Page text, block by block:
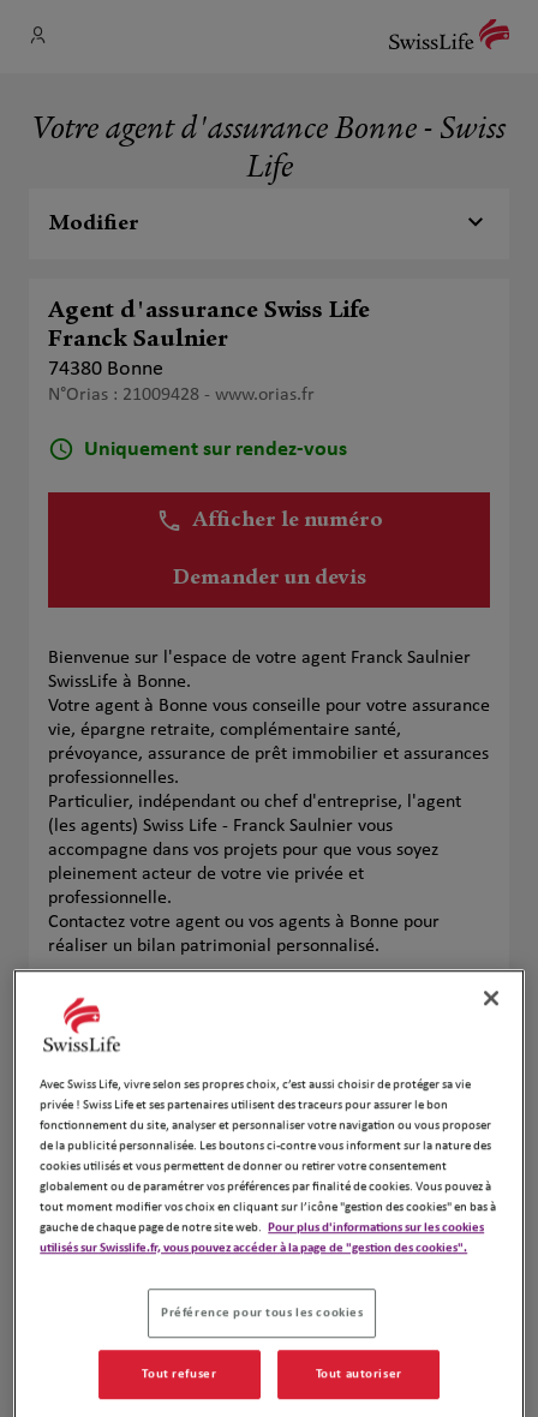
Votre agent d'assurance Bonne - Swiss
Life
Modifier
Agent d'assurance Swiss Life
Franck Saulnier
74380 Bonne
N°Orias : 21009428 - www.orias.fr
Uniquement sur rendez-vous
Afficher le numéro
Demander un devis
Bienvenue sur l'espace de votre agent Franck Saulnier
SwissLife à Bonne.
Votre agent à Bonne vous conseille pour votre assurance
vie, épargne retraite, complémentaire santé,
prévoyance, assurance de prêt immobilier et assurances
professionnelles.
Particulier, indépendant ou chef d'entreprise, l'agent
(les agents) Swiss Life - Franck Saulnier vous
accompagne dans vos projets pour que vous soyez
pleinement acteur de votre vie privée et
professionnelle.
Contactez votre agent ou vos agents à Bonne pour
réaliser un bilan patrimonial personnalisé.
Avec Swiss Life, vivre selon ses propres choix, c’est aussi choisir de protéger sa vie
privée ! Swiss Life et ses partenaires utilisent des traceurs pour assurer le bon
fonctionnement du site, analyser et personnaliser votre navigation ou vous proposer
de la publicité personnalisée. Les boutons ci-contre vous informent sur la nature des
cookies utilisés et vous permettent de donner ou retirer votre consentement
globalement ou de paramétrer vos préférences par finalité de cookies. Vous pouvez à
tout moment modifier vos choix en cliquant sur l’icône "gestion des cookies" en bas à
gauche de chaque page de notre site web. Pour plus d'informations sur les cookies
utilisés sur Swisslife.fr, vous pouvez accéder à la page de "gestion des cookies".
Préférence pour tous les cookies
Tout refuser Tout autoriser